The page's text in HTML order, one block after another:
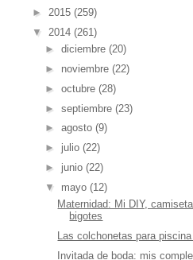
► 2015 (259)
▼ 2014 (261)
► diciembre (20)
► noviembre (22)
► octubre (28)
► septiembre (23)
► agosto (9)
► julio (22)
► junio (22)
▼ mayo (12)
Maternidad: Mi DIY,
bigotes
Las colchonetas para
Invitada de boda: mis